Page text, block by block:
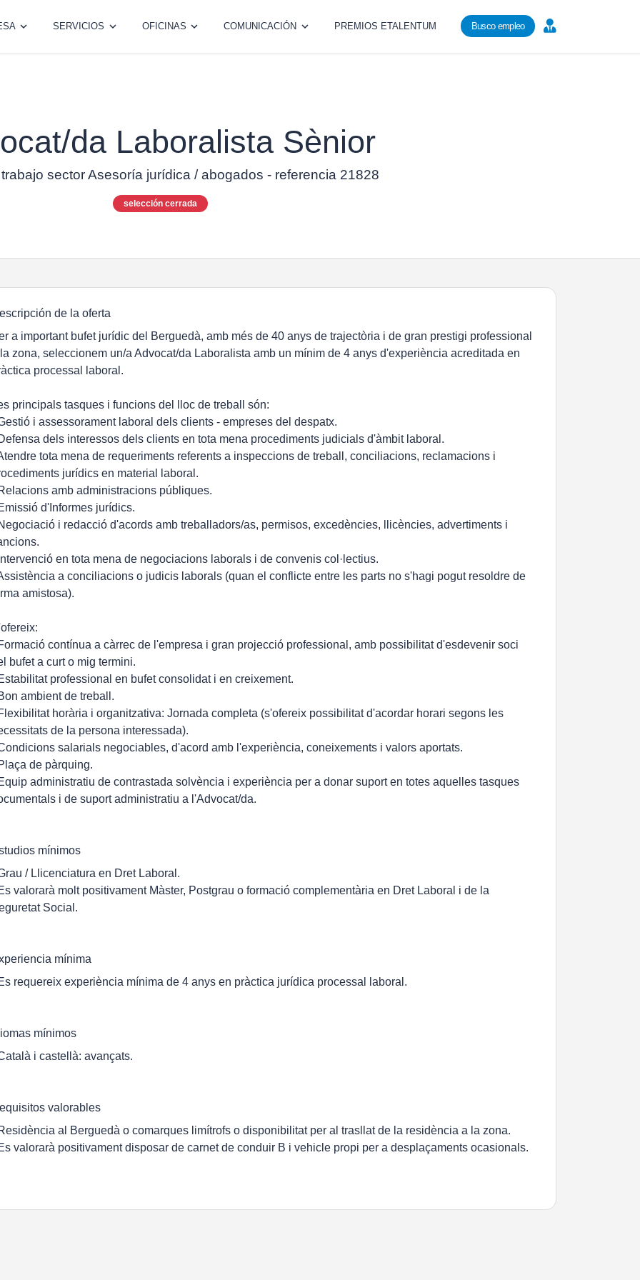
SERVICIOS OFICINAS COMUNICACIÓN PREMIOS ETALENTUM Busco empleo
da Laboralista Sènior
sector Asesoría jurídica / abogados - referencia 21828
selección cerrada
de la oferta
a important bufet jurídic del Berguedà, amb més de 40 anys de trajectòria i de gran prestigi professional
zona, seleccionem un/a Advocat/da Laboralista amb un mínim de 4 anys d'experiència acreditada en
processal laboral.
principals tasques i funcions del lloc de treball són:
i assessorament laboral dels clients - empreses del despatx.
dels interessos dels clients en tota mena procediments judicials d'àmbit laboral.
tota mena de requeriments referents a inspeccions de treball, conciliacions, reclamacions i
jurídics en material laboral.
amb administracions públiques.
d'Informes jurídics.
i redacció d'acords amb treballadors/as, permisos, excedències, llicències, advertiments i
en tota mena de negociacions laborals i de convenis col·lectius.
a conciliacions o judicis laborals (quan el conflicte entre les parts no s'hagi pogut resoldre de
amistosa).
contínua a càrrec de l'empresa i gran projecció professional, amb possibilitat d'esdevenir soci
bufet a curt o mig termini.
professional en bufet consolidat i en creixement.
ambient de treball.
horària i organitzativa: Jornada completa (s'ofereix possibilitat d'acordar horari segons les
de la persona interessada).
salarials negociables, d'acord amb l'experiència, coneixements i valors aportats.
de pàrquing.
administratiu de contrastada solvència i experiència per a donar suport en totes aquelles tasques
i de suport administratiu a l'Advocat/da.
mínimos
/ Llicenciatura en Dret Laboral.
valorarà molt positivament Màster, Postgrau o formació complementària en Dret Laboral i de la
Social.
mínima
requereix experiència mínima de 4 anys en pràctica jurídica processal laboral.
mínimos
i castellà: avançats.
valorables
al Berguedà o comarques limítrofs o disponibilitat per al trasllat de la residència a la zona.
valorarà positivament disposar de carnet de conduir B i vehicle propi per a desplaçaments ocasionals.